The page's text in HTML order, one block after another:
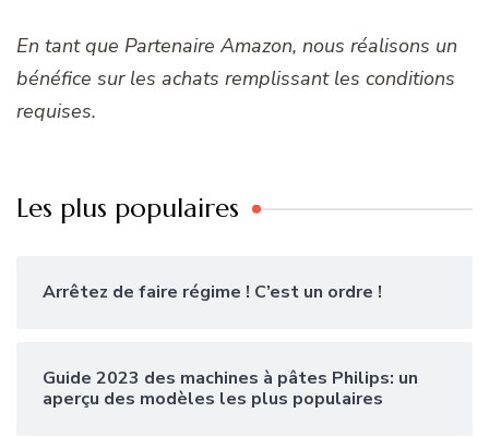
En tant que Partenaire Amazon, nous réalisons un
bénéfice sur les achats remplissant les conditions
requises.
Les plus populaires
Arrêtez de faire régime ! C’est un ordre !
Guide 2023 des machines à pâtes Philips: un
aperçu des modèles les plus populaires